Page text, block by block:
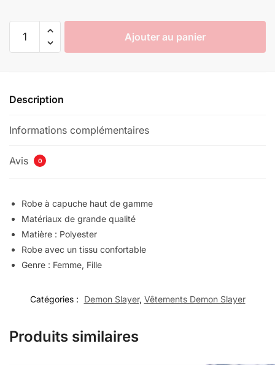
Demon
Blanc
Haganezuka
Ajouter au panier
Description
Informations complémentaires
Avis 0
Robe à capuche haut de gamme
Matériaux de grande qualité
Matière : Polyester
Robe avec un tissu confortable
Genre : Femme, Fille
Catégories : Demon Slayer, Vêtements Demon Slayer
Produits similaires